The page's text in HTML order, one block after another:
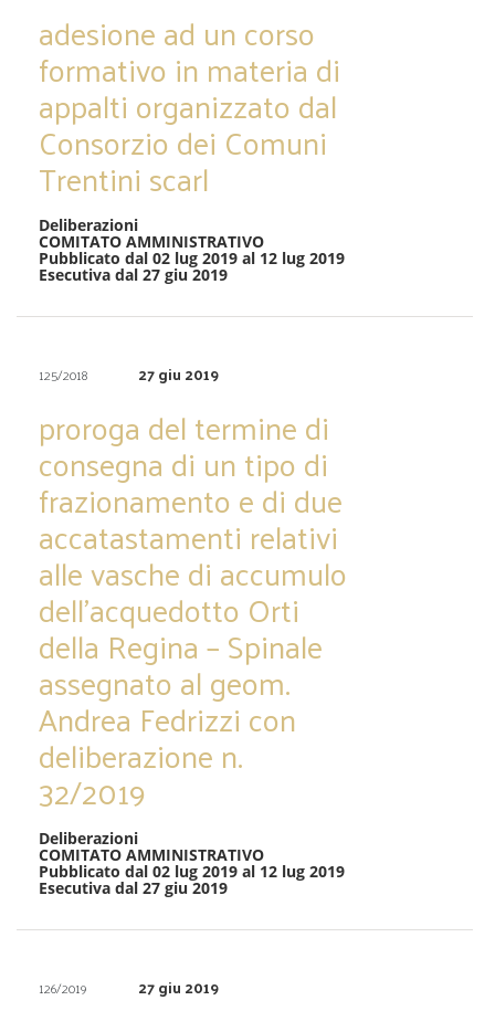
adesione ad un corso
formativo in materia di
appalti organizzato dal
Consorzio dei Comuni
Trentini scarl
Deliberazioni
COMITATO AMMINISTRATIVO
Pubblicato dal 02 lug 2019 al 12 lug 2019
Esecutiva dal 27 giu 2019
125/2018 27 giu 2019
proroga del termine di
consegna di un tipo di
frazionamento e di due
accatastamenti relativi
alle vasche di accumulo
dell’acquedotto Orti
della Regina – Spinale
assegnato al geom.
Andrea Fedrizzi con
deliberazione n.
32/2019
Deliberazioni
COMITATO AMMINISTRATIVO
Pubblicato dal 02 lug 2019 al 12 lug 2019
Esecutiva dal 27 giu 2019
126/2019 27 giu 2019